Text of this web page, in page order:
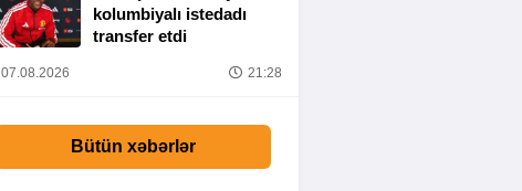
kolumbiyalı istedadı
transfer etdi
07.08.2026 21:28
Bütün xəbərlər